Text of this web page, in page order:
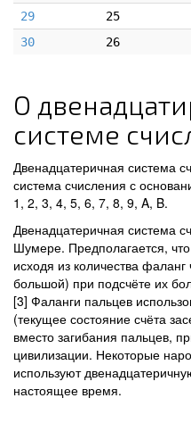
29
25
30
26
О
системе
Двенадцатеричная система
система счисления с
1, 2, 3, 4, 5, 6, 7, 8, 9, A, B.
Двенадцатеричная система
Шумере. Предполагается,
исходя из количества
большой) при подсчёте их
[3] Фаланги пальцев
(текущее состояние счёта
вместо загибания пальцев,
цивилизации. Некоторые
используют
настоящее время.